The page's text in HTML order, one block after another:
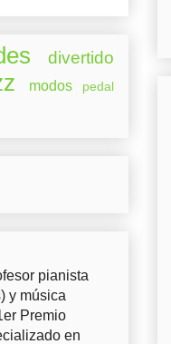
divertido
modos pedal
pianista
y música
Premio
en